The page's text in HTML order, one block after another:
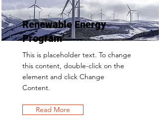
Renewable Energy
Program
This is placeholder text. To change
this content, double-click on the
element and click Change
Content.
Read More